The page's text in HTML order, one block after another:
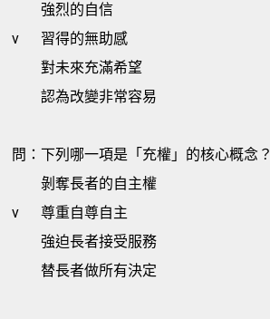
強烈的自信
v
習得的無助感
對未來充滿希望
認為改變非常容易
問：下列哪一項是「充權」的核心概念？
剝奪長者的自主權
v
尊重自尊自主
強迫長者接受服務
替長者做所有決定